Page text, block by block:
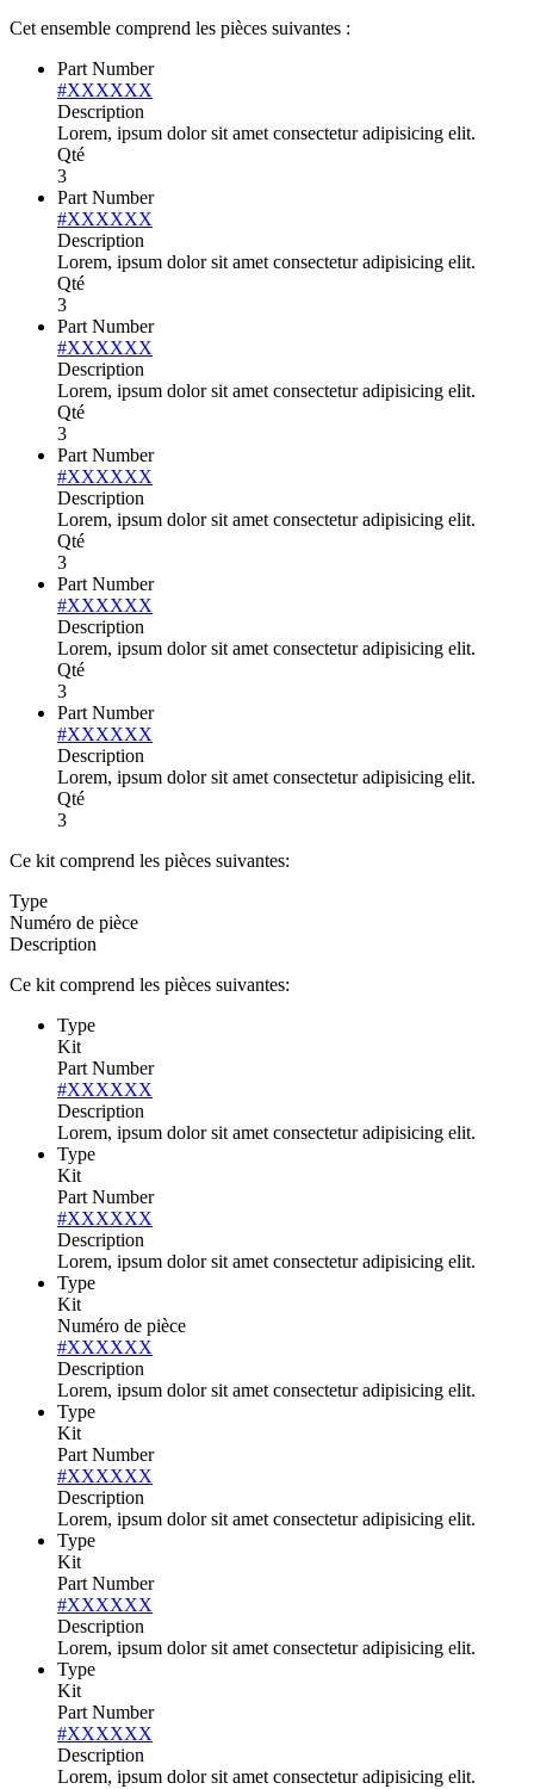
Cet ensemble comprend les pièces suivantes :
Part Number
#XXXXXX
Description
Lorem, ipsum dolor sit amet consectetur adipisicing elit.
Qté
3
Part Number
#XXXXXX
Description
Lorem, ipsum dolor sit amet consectetur adipisicing elit.
Qté
3
Part Number
#XXXXXX
Description
Lorem, ipsum dolor sit amet consectetur adipisicing elit.
Qté
3
Part Number
#XXXXXX
Description
Lorem, ipsum dolor sit amet consectetur adipisicing elit.
Qté
3
Part Number
#XXXXXX
Description
Lorem, ipsum dolor sit amet consectetur adipisicing elit.
Qté
3
Part Number
#XXXXXX
Description
Lorem, ipsum dolor sit amet consectetur adipisicing elit.
Qté
3
Ce kit comprend les pièces suivantes:
Type
Numéro de pièce
Description
Ce kit comprend les pièces suivantes:
Type
Kit
Part Number
#XXXXXX
Description
Lorem, ipsum dolor sit amet consectetur adipisicing elit.
Type
Kit
Part Number
#XXXXXX
Description
Lorem, ipsum dolor sit amet consectetur adipisicing elit.
Type
Kit
Numéro de pièce
#XXXXXX
Description
Lorem, ipsum dolor sit amet consectetur adipisicing elit.
Type
Kit
Part Number
#XXXXXX
Description
Lorem, ipsum dolor sit amet consectetur adipisicing elit.
Type
Kit
Part Number
#XXXXXX
Description
Lorem, ipsum dolor sit amet consectetur adipisicing elit.
Type
Kit
Part Number
#XXXXXX
Description
Lorem, ipsum dolor sit amet consectetur adipisicing elit.